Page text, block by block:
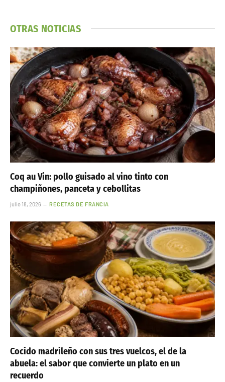
OTRAS NOTICIAS
Coq au Vin: pollo guisado al vino tinto con
champiñones, panceta y cebollitas
julio 18, 2026 RECETAS DE FRANCIA
Cocido madrileño con sus tres vuelcos, el de la
abuela: el sabor que convierte un plato en un
recuerdo